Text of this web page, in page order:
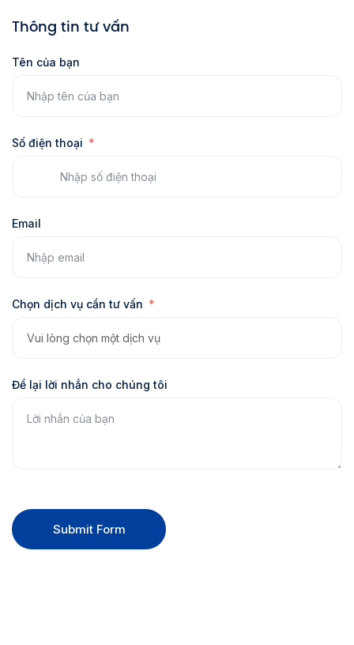
Thông tin tư vấn
Tên của bạn
Số điện thoại
Email
Chọn dịch vụ cần tư vấn
Để lại lời nhắn cho chúng tôi
Submit Form